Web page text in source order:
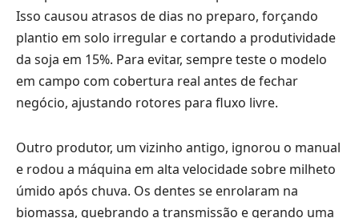
Isso causou atrasos de dias no preparo, forçando
plantio em solo irregular e cortando a produtividade
da soja em 15%. Para evitar, sempre teste o modelo
em campo com cobertura real antes de fechar
negócio, ajustando rotores para fluxo livre.
Outro produtor, um vizinho antigo, ignorou o manual
e rodou a máquina em alta velocidade sobre milheto
úmido após chuva. Os dentes se enrolaram na
biomassa, quebrando a transmissão e gerando uma